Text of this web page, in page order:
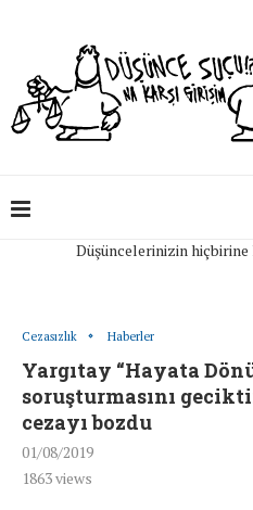
Düşüncelerinizin hiçbirine
Cezasızlık Haberler
Yargıtay “Hayata
soruşturmasını
cezayı bozdu
01/08/2019
1863views